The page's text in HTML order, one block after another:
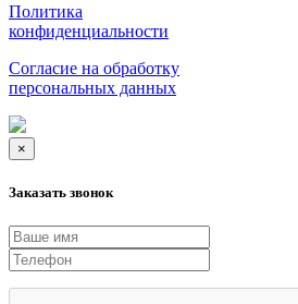
Политика
конфиденциальности
Согласие на обработку
персональных данных
×
Заказать звонок